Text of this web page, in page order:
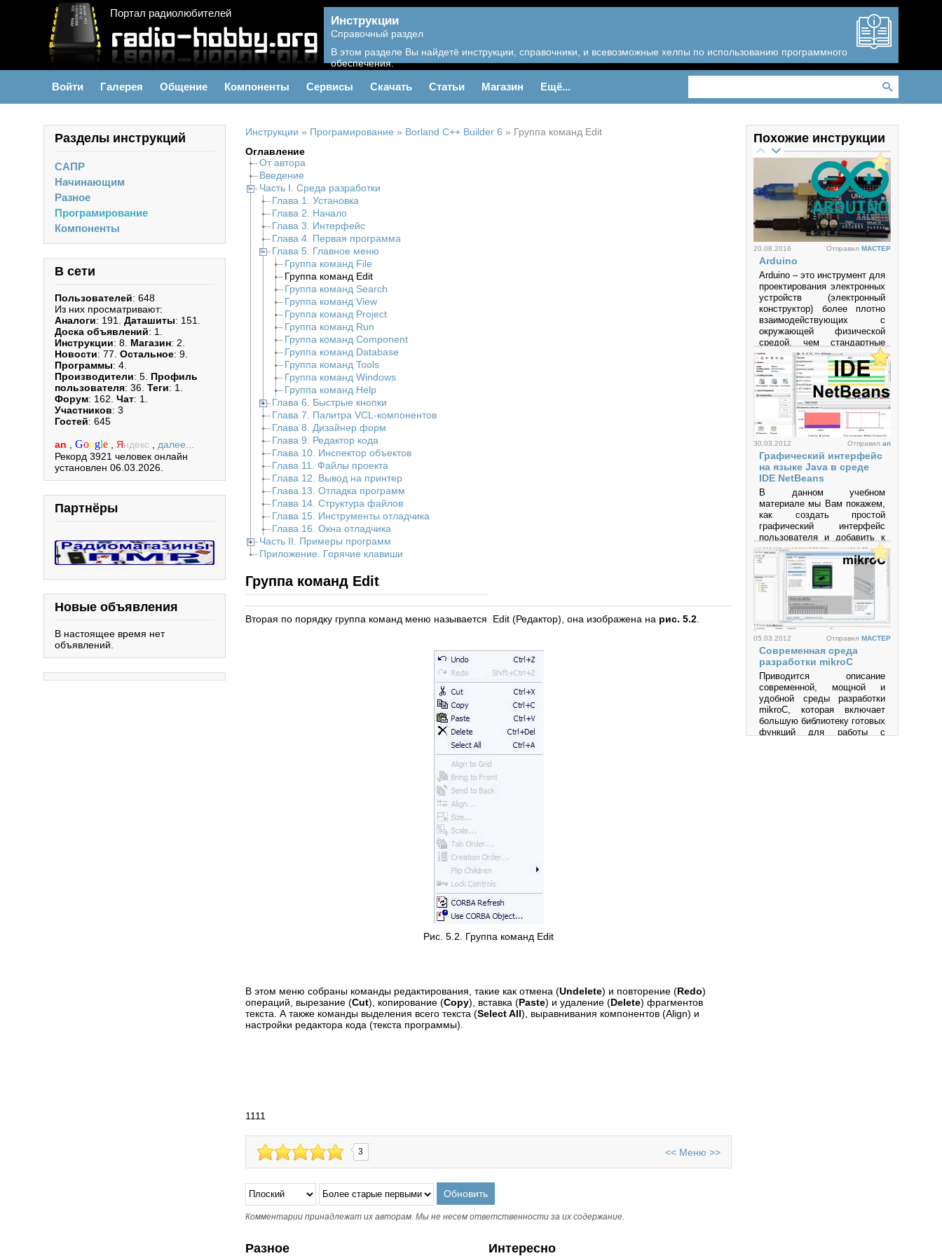
Портал радиолюбителей
Инструкции
Справочный раздел
В этом разделе Вы найдетё инструкции, справочники, и всевозможные хелпы по использованию программного
обеспечения.
Войти Галерея Общение Компоненты Сервисы Скачать Статьи Магазин Ещё...
Разделы инструкций
САПР
Начинающим
Разное
Програмирование
Компоненты
В сети
Пользователей: 648
Из них просматривают:
Аналоги: 191. Даташиты: 151.
Доска объявлений: 1.
Инструкции: 8. Магазин: 2.
Новости: 77. Остальное: 9.
Программы: 4.
Производители: 5. Профиль
пользователя: 36. Теги: 1.
Форум: 162. Чат: 1.
Участников: 3
Гостей: 645
an Google Яндекс
далее...
Рекорд 3921 человек онлайн
установлен 06.03.2026.
Партнёры
Новые объявления
В настоящее время нет
объявлений.
Инструкции » Програмирование » Borland C++ Builder 6 » Группа команд Edit
Оглавление
От автора
Введение
Часть I. Среда разработки
Глава 1. Установка
Глава 2. Начало
Глава 3. Интерфейс
Глава 4. Первая программа
Глава 5. Главное меню
Группа команд File
Группа команд Edit
Группа команд Search
Группа команд View
Группа команд Project
Группа команд Run
Группа команд Component
Группа команд Database
Группа команд Tools
Группа команд Windows
Группа команд Help
Глава 6. Быстрые кнопки
Глава 7. Палитра VCL-компонентов
Глава 8. Дизайнер форм
Глава 9. Редактор кода
Глава 10. Инспектор объектов
Глава 11. Файлы проекта
Глава 12. Вывод на принтер
Глава 13. Отладка программ
Глава 14. Структура файлов
Глава 15. Инструменты отладчика
Глава 16. Окна отладчика
Часть II. Примеры программ
Приложение. Горячие клавиши
Группа команд Edit
Вторая по порядку группа команд меню называется Edit (Редактор), она изображена на рис. 5.2
Рис. 5.2. Группа команд Edit
В этом меню собраны команды редактирования, такие как отмена (Undelete) и повторение (Redo)
операций, вырезание (Cut), копирование (Сору), вставка (Paste) и удаление (Delete) фрагментов
текста. А также команды выделения всего текста (Select All), выравнивания компонентов (Align) и
настройки редактора кода (текста программы).
1111
3 << Меню >>
Комментарии принадлежат их авторам. Мы не несем ответственности за их содержание.
Разное Интересно
Похожие инструкции
20.08.2016 Отправил MACTEP
Arduino
Arduino – это инструмент для
проектирования электронных
устройств (электронный
конструктор) более плотно
взаимодействующих с
окружающей физической
средой, чем стандартные
персональные компьютеры,
которые фактически не
выходят за рамки
виртуальности. Это
платформа,
предназначенная для
«physical computing» с
открытым программным
кодом, построенная на
простой печатной плате с
современной средой для
написания программного
обеспечения.
Просмотров: 596728
30.03.2012 Отправил an
Графический интерфейс
на языке Java в среде
IDE NetBeans
В данном учебном
материале мы Вам покажем,
как создать простой
графический интерфейс
пользователя и добавить к
нему несложной
функциональности.
Просмотров: 64694
05.03.2012 Отправил MACTEP
Современная среда
разработки mikroC
Приводится описание
современной, мощной и
удобной среды разработки
mikroC, которая включает
большую библиотеку готовых
функций для работы с